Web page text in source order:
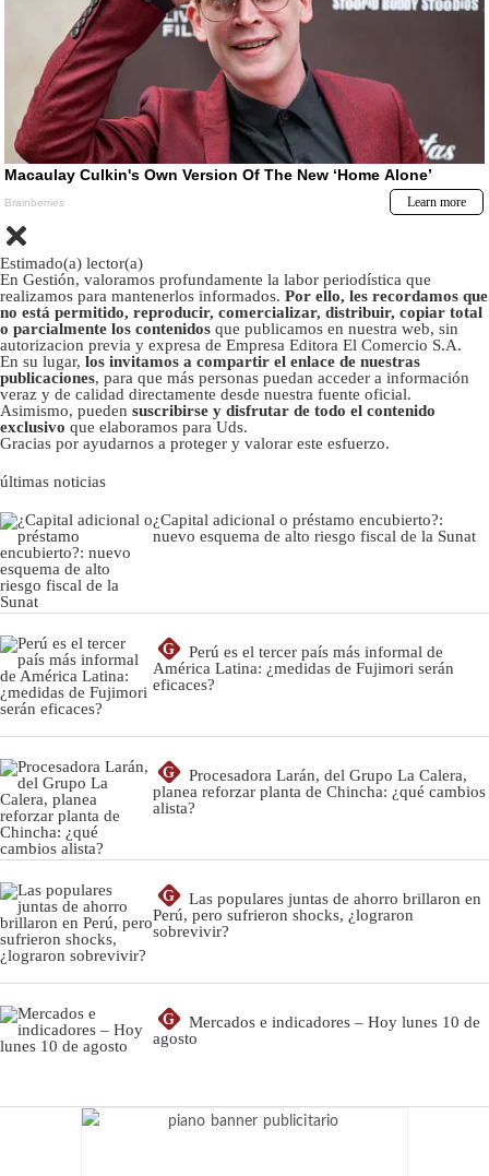
Estimado(a) lector(a)
En Gestión, valoramos profundamente la labor periodística que
realizamos para mantenerlos informados. Por ello, les recordamos que
no está permitido, reproducir, comercializar, distribuir, copiar total
o parcialmente los contenidos que publicamos en nuestra web, sin
autorizacion previa y expresa de Empresa Editora El Comercio S.A.
En su lugar, los invitamos a compartir el enlace de nuestras
publicaciones, para que más personas puedan acceder a información
veraz y de calidad directamente desde nuestra fuente oficial.
Asimismo, pueden suscribirse y disfrutar de todo el contenido
exclusivo que elaboramos para Uds.
Gracias por ayudarnos a proteger y valorar este esfuerzo.
últimas noticias
¿Capital adicional o préstamo encubierto?:
nuevo esquema de alto riesgo fiscal de la Sunat
G
Perú es el tercer país más informal de
América Latina: ¿medidas de Fujimori serán
eficaces?
G
Procesadora Larán, del Grupo La Calera,
planea reforzar planta de Chincha: ¿qué cambios
alista?
G
Las populares juntas de ahorro brillaron en
Perú, pero sufrieron shocks, ¿lograron
sobrevivir?
G
Mercados e indicadores – Hoy lunes 10 de
agosto